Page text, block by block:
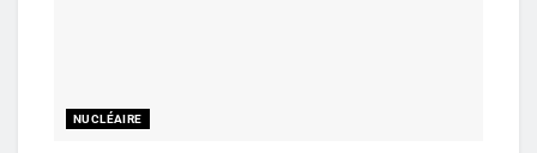
NUCLÉAIRE